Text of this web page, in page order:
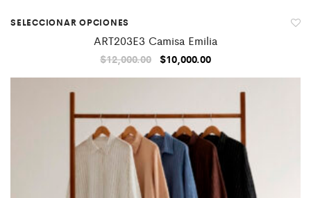
SELECCIONAR OPCIONES
ART203E3 Camisa Emilia
$12,000.00 $10,000.00